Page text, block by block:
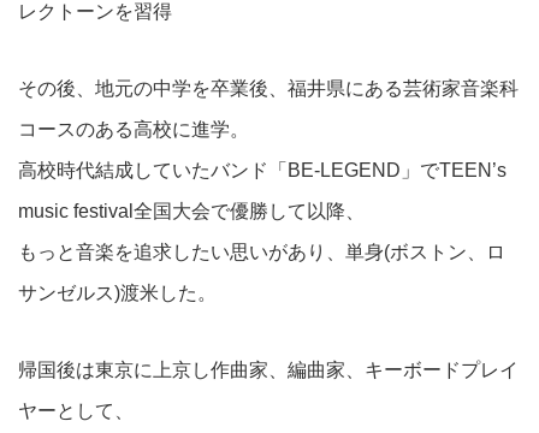
レクトーンを習得
その後、地元の中学を卒業後、福井県にある芸術家音楽科
コースのある高校に進学。
高校時代結成していたバンド「BE-LEGEND」でTEEN’s
music festival全国大会で優勝して以降、
もっと音楽を追求したい思いがあり、単身(ボストン、ロ
サンゼルス)渡米した。
帰国後は東京に上京し作曲家、編曲家、キーボードプレイ
ヤーとして、